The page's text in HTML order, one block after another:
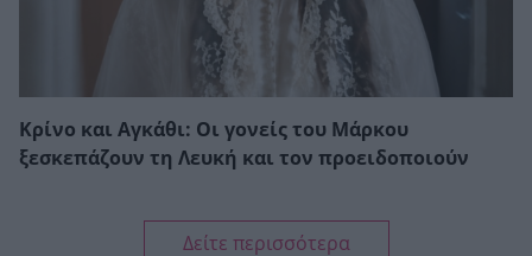
Κρίνο και Αγκάθι: Οι γονείς του Μάρκου
ξεσκεπάζουν τη Λευκή και τον προειδοποιούν
Δείτε περισσότερα